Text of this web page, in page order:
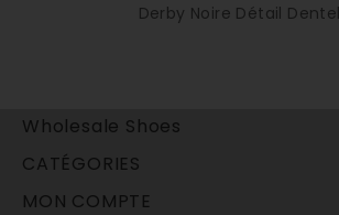
Derby Noire Détail
Wholesale Shoes
CATÉGORIES
MON COMPTE